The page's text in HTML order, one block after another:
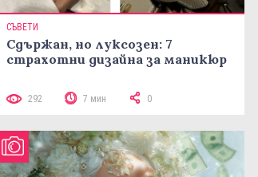
СЪВЕТИ
Сдържан, но луксозен: 7
страхотни дизайна за маникюр
292 7 мин 0